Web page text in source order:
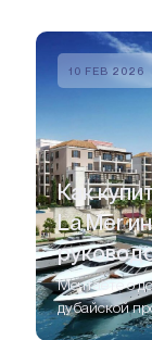
10 FEB 2026
Как
La Mer
Мечтаете о
дубайской
престижный